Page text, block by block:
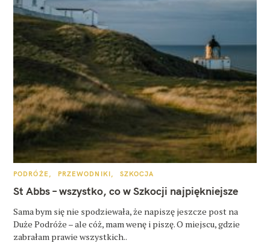
K
T
E
O
R
I
PODRÓŻE PRZEWODNIKI SZKOCJA
St Abbs – wszystko, co w Szkocji najpiękniejsze
Sama bym się nie spodziewała, że napiszę jeszcze post na
Duże Podróże – ale cóż, mam wenę i piszę. O miejscu, gdzie
zabrałam prawie wszystkich..